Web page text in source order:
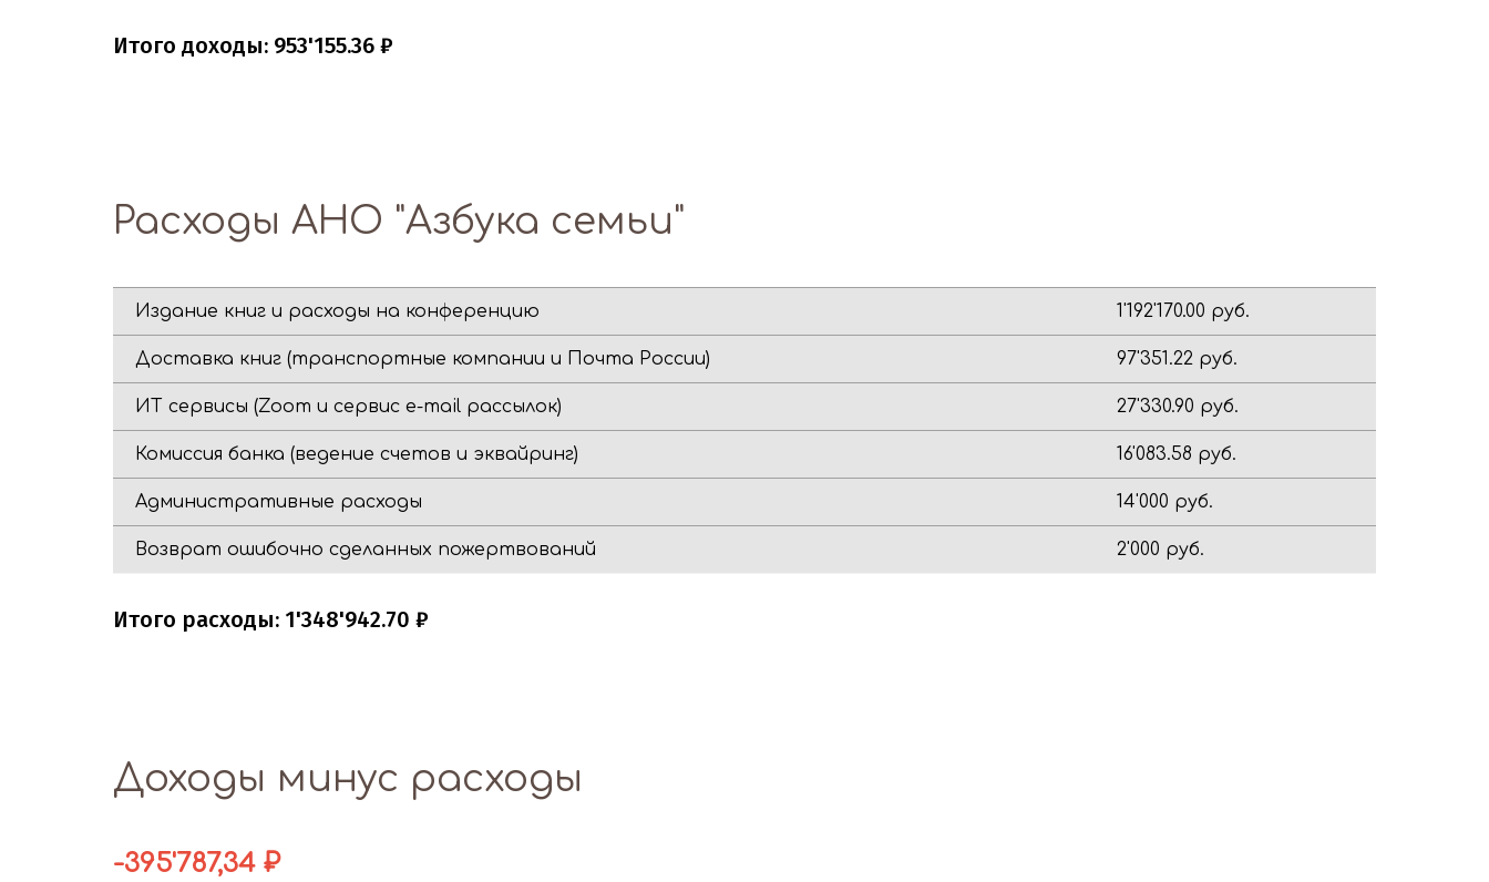
Итого доходы: 953'155.36 ₽
Расходы АНО "Азбука семьи"
Издание книг и расходы на конференцию 1'192'170.00 руб.
Доставка книг (транспортные компании и Почта России) 97'351.22 руб.
ИТ сервисы (Zoom и сервис e-mail рассылок) 27'330.90 руб.
Комиссия банка (ведение счетов и эквайринг) 16'083.58 руб.
Административные расходы 14'000 руб.
Возврат ошибочно сделанных пожертвований 2'000 руб.
Итого расходы: 1'348'942.70 ₽
Доходы минус расходы
-395'787,34 ₽